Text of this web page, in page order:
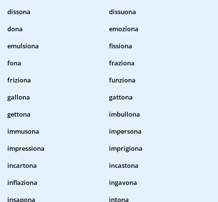
dissona
dissuona
dona
emoziona
emulsiona
fissiona
fona
fraziona
friziona
funziona
gallona
gattona
gettona
imbullona
immusona
impersona
impressiona
imprigiona
incartona
incastona
inflaziona
ingavona
insapona
intona